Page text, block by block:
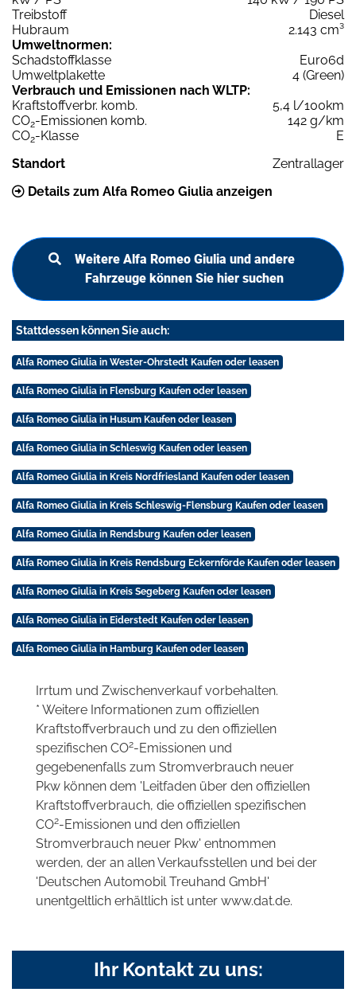
Treibstoff
Diesel
Hubraum
2.143 cm³
Umweltnormen:
Schadstoffklasse
Euro6d
Umweltplakette
4 (Green)
Verbrauch und Emissionen nach WLTP:
Kraftstoffverbr. komb.
5,4 l/100km
CO2-Emissionen komb.
142 g/km
CO2-Klasse
E
Standort
Zentrallager
Details zum Alfa Romeo Giulia anzeigen
Weitere Alfa Romeo Giulia und andere
Fahrzeuge können Sie hier suchen
Stattdessen können Sie auch:
Alfa Romeo Giulia in Wester-Ohrstedt Kaufen oder leasen
Alfa Romeo Giulia in Flensburg Kaufen oder leasen
Alfa Romeo Giulia in Husum Kaufen oder leasen
Alfa Romeo Giulia in Schleswig Kaufen oder leasen
Alfa Romeo Giulia in Kreis Nordfriesland Kaufen oder leasen
Alfa Romeo Giulia in Kreis Schleswig-Flensburg Kaufen oder leasen
Alfa Romeo Giulia in Rendsburg Kaufen oder leasen
Alfa Romeo Giulia in Kreis Rendsburg Eckernförde Kaufen oder leasen
Alfa Romeo Giulia in Kreis Segeberg Kaufen oder leasen
Alfa Romeo Giulia in Eiderstedt Kaufen oder leasen
Alfa Romeo Giulia in Hamburg Kaufen oder leasen
Irrtum und Zwischenverkauf vorbehalten.
* Weitere Informationen zum offiziellen
Kraftstoffverbrauch und zu den offiziellen
spezifischen CO2-Emissionen und
gegebenenfalls zum Stromverbrauch neuer
Pkw können dem 'Leitfaden über den offiziellen
Kraftstoffverbrauch, die offiziellen spezifischen
CO2-Emissionen und den offiziellen
Stromverbrauch neuer Pkw' entnommen
werden, der an allen Verkaufsstellen und bei der
'Deutschen Automobil Treuhand GmbH'
unentgeltlich erhältlich ist unter www.dat.de.
Ihr Kontakt zu uns: